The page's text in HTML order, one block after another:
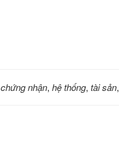
nhận, hệ thống, tài sản,